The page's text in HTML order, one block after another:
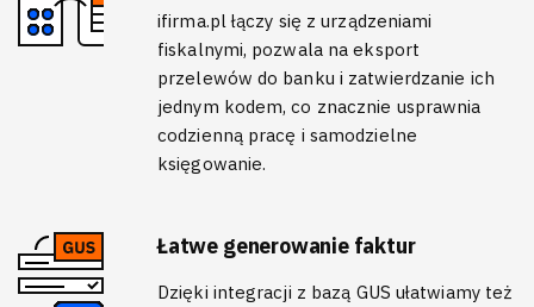
ifirma.pl łączy się z urządzeniami
fiskalnymi, pozwala na eksport
przelewów do banku i zatwierdzanie ich
jednym kodem, co znacznie usprawnia
codzienną pracę i samodzielne
księgowanie.
Łatwe generowanie faktur
Dzięki integracji z bazą GUS ułatwiamy też